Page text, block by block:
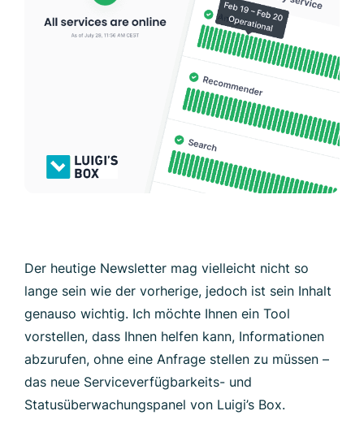
Der heutige Newsletter mag vielleicht nicht so
lange sein wie der vorherige, jedoch ist sein Inhalt
genauso wichtig. Ich möchte Ihnen ein Tool
vorstellen, dass Ihnen helfen kann, Informationen
abzurufen, ohne eine Anfrage stellen zu müssen –
das neue Serviceverfügbarkeits- und
Statusüberwachungspanel von Luigi’s Box.